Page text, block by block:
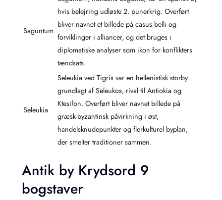
Saguntum
hvis belejring udløste 2. punerkrig. Overført
bliver navnet et billede på casus belli og
forviklinger i alliancer, og det bruges i
diplomatiske analyser som ikon for konflikters
tændsats.
Seleukia
Seleukia ved Tigris var en hellenistisk storby
grundlagt af Seleukos, rival til Antiokia og
Ktesifon. Overført bliver navnet billede på
græsk-byzantinsk påvirkning i øst,
handelsknudepunkter og flerkulturel byplan,
der smelter traditioner sammen.
Antik by Krydsord 9
bogstaver